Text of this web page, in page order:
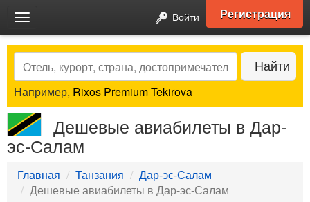
Toggle
navigation
Войти Регистрация
Search Найти
Например, Rixos Premium Tekirova
Дешевые авиабилеты в Дар-
эс-Салам
Главная Танзания
Дар-эс-Салам
Дешевые авиабилеты в Дар-эс-Салам